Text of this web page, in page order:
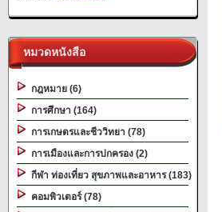
หมวดหนังสือ
กฎหมาย (6)
การศึกษา (164)
การเกษตรและชีววิทยา (78)
การเมืองและการปกครอง (2)
กีฬา ท่องเที่ยว สุขภาพและอาหาร (183)
คอมพิวเตอร์ (78)